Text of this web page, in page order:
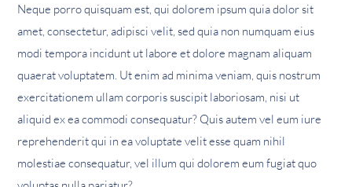
Neque porro quisquam est, qui dolorem ipsum quia dolor sit
amet, consectetur, adipisci velit, sed quia non numquam eius
modi tempora incidunt ut labore et dolore magnam aliquam
quaerat voluptatem. Ut enim ad minima veniam, quis nostrum
exercitationem ullam corporis suscipit laboriosam, nisi ut
aliquid ex ea commodi consequatur? Quis autem vel eum iure
reprehenderit qui in ea voluptate velit esse quam nihil
molestiae consequatur, vel illum qui dolorem eum fugiat quo